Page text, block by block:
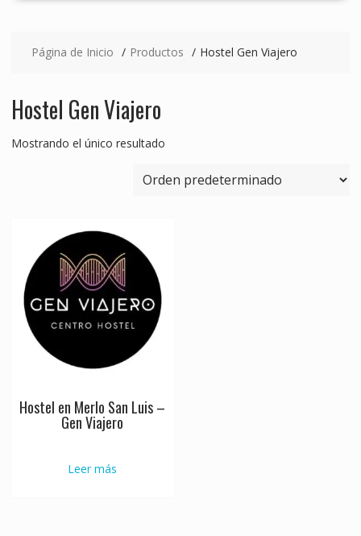
Página de Inicio Productos Hostel Gen Viajero
Hostel Gen Viajero
Mostrando el único resultado
Hostel en Merlo San Luis –
Gen Viajero
Leer más